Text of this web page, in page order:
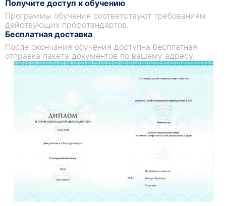
Получите доступ к обучению
Программы обучения соответствуют требованиям
действующих профстандартов.
Бесплатная доставка
После окончания обучения доступна бесплатная
отправка пакета документов по вашему адресу.